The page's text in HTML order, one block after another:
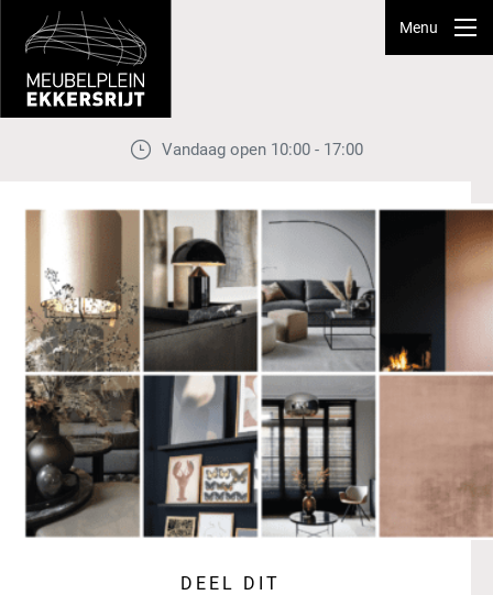
Menu
Vandaag open 10:00 - 17:00
DEEL DIT